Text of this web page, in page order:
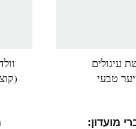
עיגולים
טבעי
מועדון: